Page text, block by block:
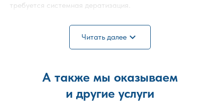
требуется системная дератизация.
Работы включают обследование коммуникаций,
обработку технических помещений и установку
приманочных станций. При необходимости применяется
Стоимость рассчитывается исходя из площади дома и
количества обслуживаемых зон. Услуги оказывает
Читать далее expand_more
А также мы оказываем
и другие услуги